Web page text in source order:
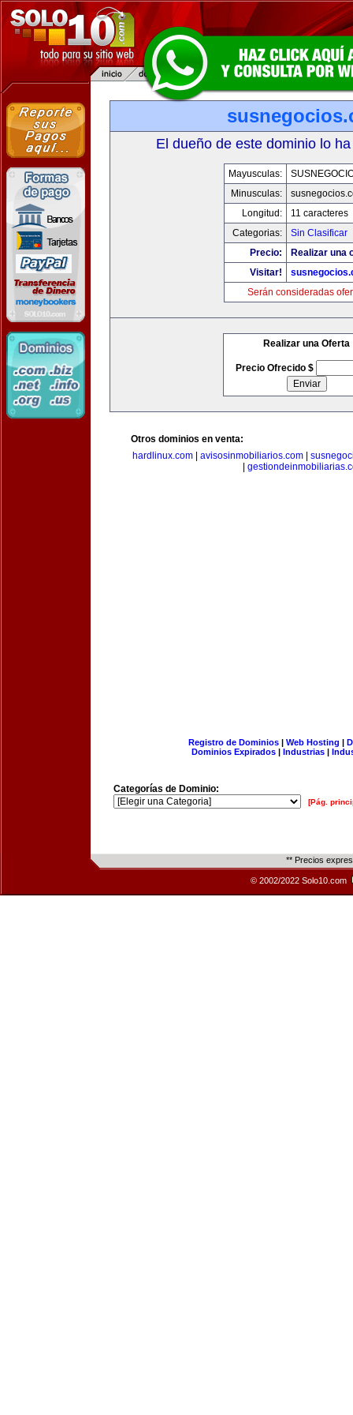
El dueño de este dominio lo
Mayusculas:
Minusculas:
Longitud:
11 caracteres
Categorias:
Sin Clasificar
Precio:
Realizar una
Visitar!
Serán consideradas
Realizar una Oferta
Precio Ofrecido $
Otros dominios en venta:
hardlinux.com
avisosinmobiliarios.com
Registro de Dominios| Web Hosting |
Dominios Expirados | Industrias |
Categorías de Dominio:
[Pág.
** Precios
© 2002/2022 Solo10.com